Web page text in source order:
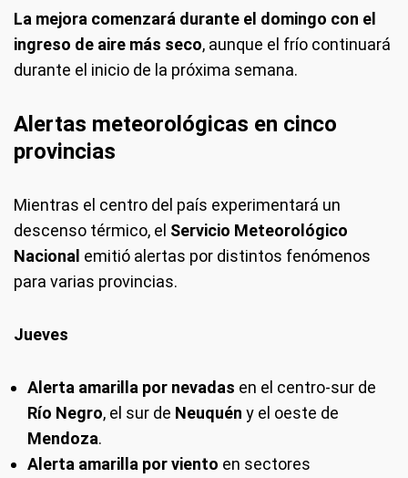
La mejora comenzará durante el domingo con el
ingreso de aire más seco, aunque el frío continuará
durante el inicio de la próxima semana.
Alertas meteorológicas en cinco
provincias
Mientras el centro del país experimentará un
descenso térmico, el Servicio Meteorológico
Nacional emitió alertas por distintos fenómenos
para varias provincias.
Jueves
Alerta amarilla por nevadas en el centro-sur de
Río Negro, el sur de Neuquén y el oeste de
Mendoza.
Alerta amarilla por viento en sectores